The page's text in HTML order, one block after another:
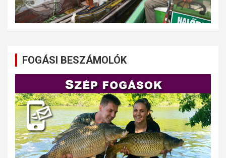
FOGÁSI BESZÁMOLÓK